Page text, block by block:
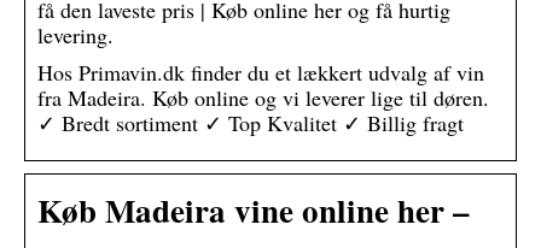
få den laveste pris | Køb online her og få hurtig
levering.
Hos Primavin.dk finder du et lækkert udvalg af vin
fra Madeira. Køb online og vi leverer lige til døren.
✓ Bredt sortiment ✓ Top Kvalitet ✓ Billig fragt
Køb Madeira vine online her –